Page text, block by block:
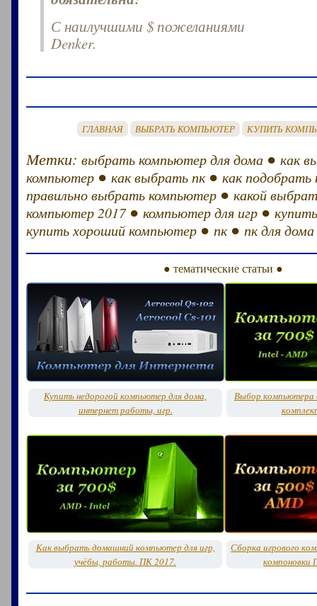
С наилучшими $ пожеланиями
Denker.
ГЛАВНАЯ ВЫБРАТЬ КОМПЬЮТЕР КУПИТЬ
Метки:выбрать компьютер для дома ●как
компьютер ●как выбрать пк ●как
правильно выбрать компьютер ●какой
компьютер 2017 ●компьютер для игр ●
купить хороший компьютер ●пк ●пк для дома
● тематические статьи ●
Купить недорогой компьютер для дома,
интернет работы, игр.
Выбор компьютера
Как выбрать домашний компьютер для игр,
учёбы, работы. ПК 2017.
Сборка игрового